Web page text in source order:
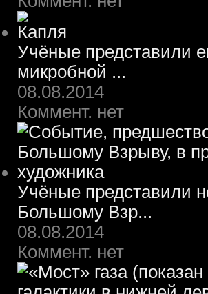
Учёные представили
микробной ...
08.08.2014
Коммент. нет
Учёные представили
Большому Взр...
08.08.2014
Коммент. нет